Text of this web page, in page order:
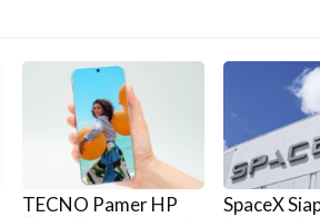
TECNO Pamer HP
SpaceX